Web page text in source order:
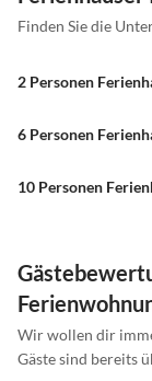
Finden Sie die
2 Personen
6 Personen
10 Personen
Wir wollen dir
Gäste sind bereits